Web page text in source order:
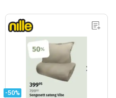
-50%